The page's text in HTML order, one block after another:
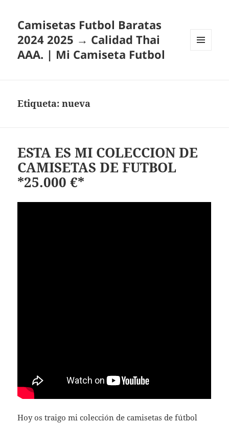
Camisetas Futbol Baratas
2024 2025 → Calidad Thai
AAA. | Mi Camiseta Futbol
Etiqueta:nueva
ESTA ES MI COLECCION DE
CAMISETAS DE FUTBOL
*25.000 €*
Hoy os traigo mi colección de camisetas de fútbol